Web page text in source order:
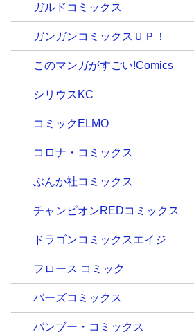
ガルドコミックス
ガンガンコミックスＵＰ！
このマンガがすごい!Comics
シリウスKC
コミックELMO
コロナ・コミックス
ぶんか社コミックス
チャンピオンREDコミックス
ドラゴンコミックスエイジ
フロース コミック
バーズコミックス
バンブー・コミックス